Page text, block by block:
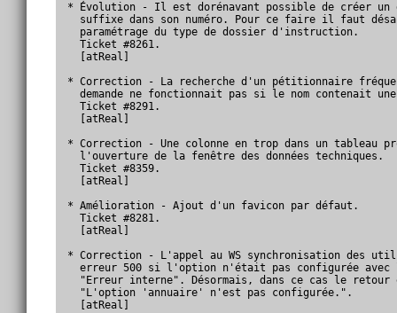
* Évolution - Il est dorénavant possible de créer
suffixe dans son numéro. Pour ce faire il faut
  paramétrage du type de dossier d'instruction.
  Ticket #8261.
  [atReal]
* Correction - La recherche d'un pétitionnaire
demande ne fonctionnait pas si le nom contenait
  Ticket #8291.
  [atReal]
* Correction - Une colonne en trop dans un tableau
  l'ouverture de la fenêtre des données techniques.
  Ticket #8359.
  [atReal]
* Amélioration - Ajout d'un favicon par défaut.
  Ticket #8281.
  [atReal]
* Correction - L'appel au WS synchronisation des
erreur 500 si l'option n'était pas configurée avec
"Erreur interne". Désormais, dans ce cas le retour
  "L'option 'annuaire' n'est pas configurée.".
  [atReal]